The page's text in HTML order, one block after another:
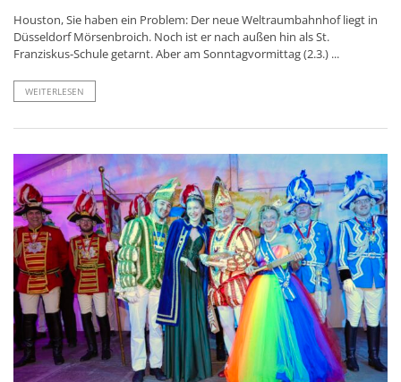
Houston, Sie haben ein Problem: Der neue Weltraumbahnhof liegt in
Düsseldorf Mörsenbroich. Noch ist er nach außen hin als St.
Franziskus-Schule getarnt. Aber am Sonntagvormittag (2.3.) ...
WEITERLESEN